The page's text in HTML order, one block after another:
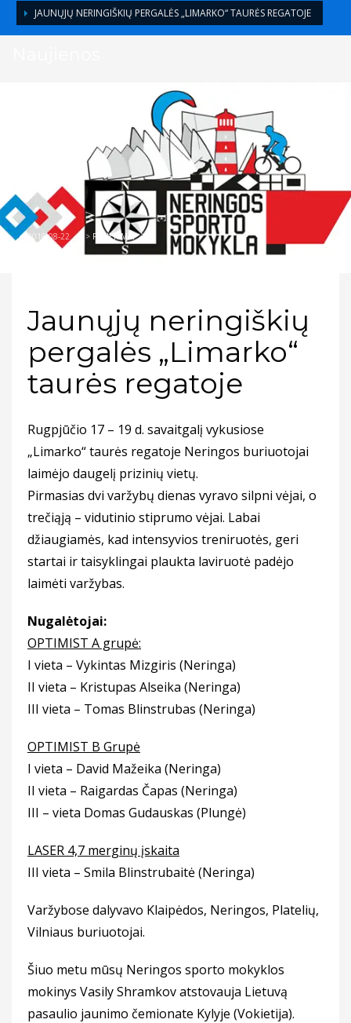
JAUNŲJŲ NERINGIŠKIŲ PERGALĖS „LIMARKO“ TAURĖS REGATOJE
2018-08-22 / > PASIEKIMAI
Jaunųjų neringiškių
pergalės „Limarko“
taurės regatoje
Rugpjūčio 17 – 19 d. savaitgalį vykusiose
„Limarko“ taurės regatoje Neringos buriuotojai
laimėjo daugelį prizinių vietų.
Pirmasias dvi varžybų dienas vyravo silpni vėjai, o
trečiąją – vidutinio stiprumo vėjai. Labai
džiaugiamės, kad intensyvios treniruotės, geri
startai ir taisyklingai plaukta laviruotė padėjo
laimėti varžybas.
Nugalėtojai:
OPTIMIST A grupė:
I vieta – Vykintas Mizgiris (Neringa)
II vieta – Kristupas Alseika (Neringa)
III vieta – Tomas Blinstrubas (Neringa)
OPTIMIST B Grupė
I vieta – David Mažeika (Neringa)
II vieta – Raigardas Čapas (Neringa)
III – vieta Domas Gudauskas (Plungė)
LASER 4,7 merginų įskaita
III vieta – Smila Blinstrubaitė (Neringa)
Varžybose dalyvavo Klaipėdos, Neringos, Platelių,
Vilniaus buriuotojai.
Šiuo metu mūsų Neringos sporto mokyklos
mokinys Vasily Shramkov atstovauja Lietuvą
pasaulio jaunimo čemionate Kylyje (Vokietija).